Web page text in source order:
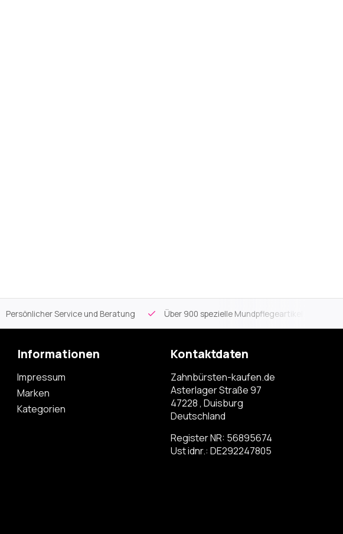
Persönlicher Service und Beratung Über 900 spezielle Mundpflegeartikel
Informationen
Impressum
Marken
Kategorien
Kontaktdaten
Zahnbürsten-kaufen.de
Asterlager Straße 97
47228 , Duisburg
Deutschland
Register NR: 56895674
Ust idnr.: DE292247805